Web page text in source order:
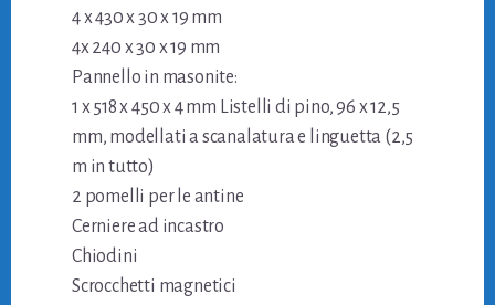
4 x 430 x 30 x 19 mm
4x 240 x 30 x 19 mm
Pannello in masonite:
1 x 518 x 450 x 4 mm Listelli di pino, 96 x 12,5
mm, modellati a scanalatura e linguetta (2,5
m in tutto)
2 pomelli per le antine
Cerniere ad incastro
Chiodini
Scrocchetti magnetici